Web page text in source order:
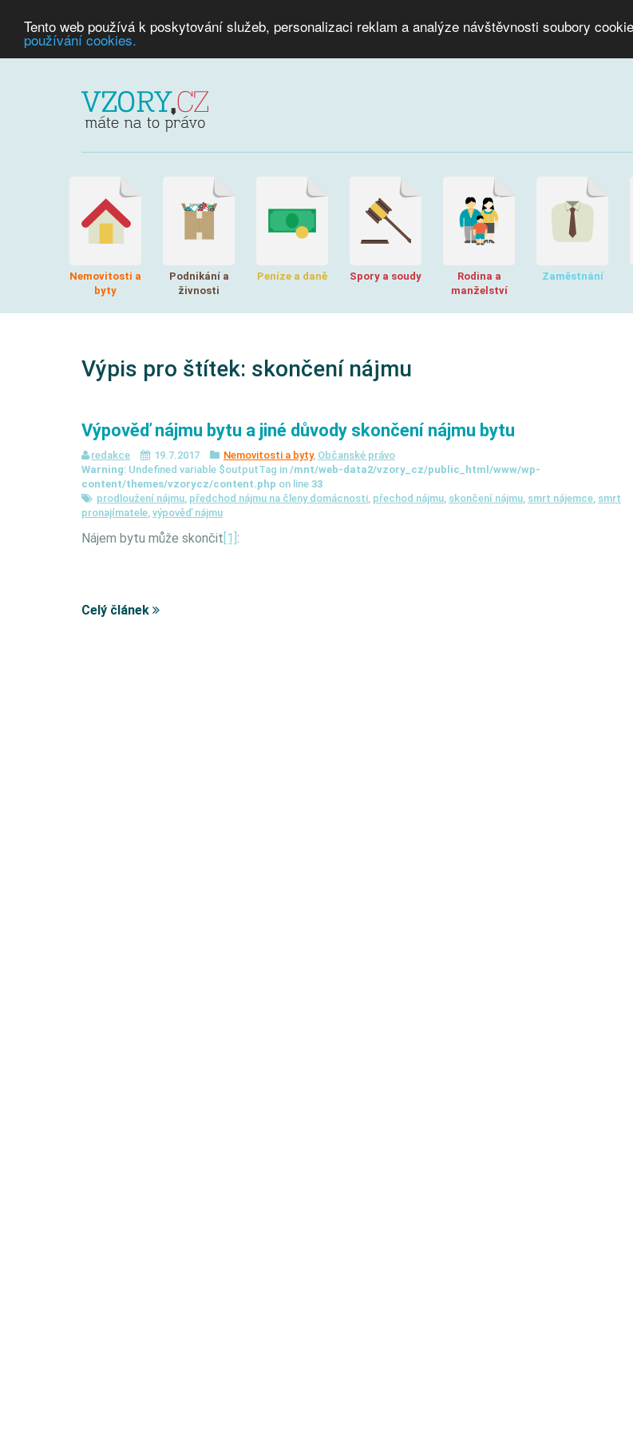
Tento web používá k poskytování služeb, personalizaci reklam a analýze návštěvnosti soubory
používání cookies.
Nemovitosti a
byty
Podnikání a
živnosti
Peníze a daně Spory a soudy
Rodina a
manželství
Zaměstnání
Výpis pro štítek: skončení nájmu
Výpověď nájmu bytu a jiné důvody skončení nájmu bytu
redakce 19.7.2017 Nemovitosti a byty, Občanské právo
Warning: Undefined variable $outputTag in /mnt/web-data2/vzory_cz/public_html/www/wp-
content/themes/vzorycz/content.php on line 33
prodloužení nájmu, předchod nájmu na členy domácnosti, přechod nájmu, skončení nájmu, smrt nájemce, smrt
pronajímatele, výpověď nájmu
Nájem bytu může skončit [1] :
Celý článek